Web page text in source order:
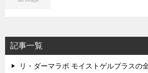
記事一覧
リ・ダーマラボ モイストゲルプラスの